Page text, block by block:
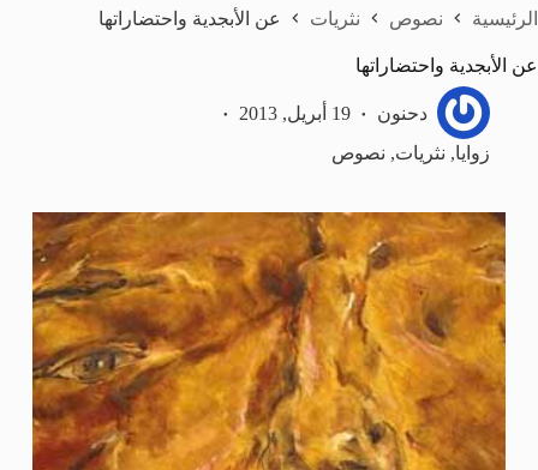
الرئيسية نصوص نثريات عن الأبجدية واحتضاراتها
عن الأبجدية واحتضاراتها
دحنون
19 أبريل, 2013
زوايا, نثريات, نصوص